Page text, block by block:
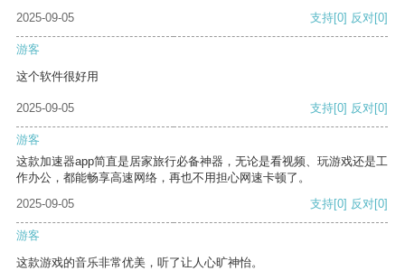
2025-09-05
支持[0] 反对[0]
游客
这个软件很好用
2025-09-05 支持[0] 反对[0]
游客
这款加速器app简直是居家旅行必备神器，无论是看视频、玩游戏还是工
作办公，都能畅享高速网络，再也不用担心网速卡顿了。
2025-09-05
支持[0] 反对[0]
游客
这款游戏的音乐非常优美，听了让人心旷神怡。